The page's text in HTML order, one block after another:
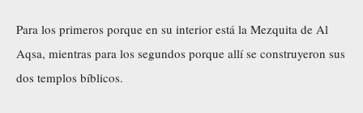
Para los primeros porque en su interior está la Mezquita de Al
Aqsa, mientras para los segundos porque allí se construyeron sus
dos templos bíblicos.